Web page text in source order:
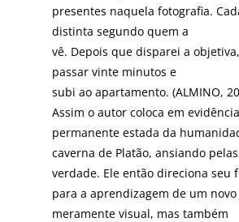
presentes naquela fotografia.
distinta segundo quem a
vê. Depois que disparei a
passar vinte minutos e
subi ao apartamento. (ALMINO,
Assim o autor coloca em
permanente estada da
caverna de Platão, ansiando
verdade. Ele então direciona seu
para a aprendizagem de um
meramente visual, mas também